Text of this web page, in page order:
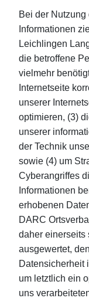
Bei der
Informationen
Leichlingen
die betroffene
vielmehr
Internetseite
unserer
optimieren, (3)
unserer
der Technik
sowie (4) um
Cyberangriffes
Informationen
erhobenen
DARC
daher einerseits
ausgewertet,
Datensicherheit
um letztlich ein
uns